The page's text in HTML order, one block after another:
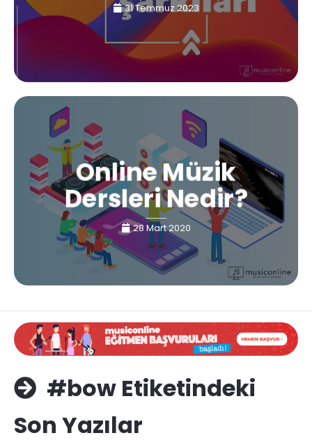
31 Temmuz 2023
Online Müzik
Dersleri Nedir?
28 Mart 2020
#bow Etiketindeki
Son Yazılar